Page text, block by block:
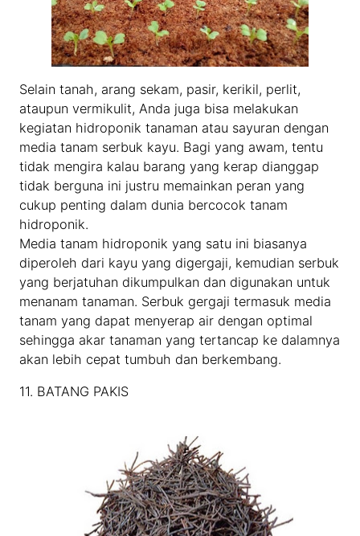
Selain tanah, arang sekam, pasir, kerikil, perlit,
ataupun vermikulit, Anda juga bisa melakukan
kegiatan hidroponik tanaman atau sayuran dengan
media tanam serbuk kayu. Bagi yang awam, tentu
tidak mengira kalau barang yang kerap dianggap
tidak berguna ini justru memainkan peran yang
cukup penting dalam dunia bercocok tanam
hidroponik.
Media tanam hidroponik yang satu ini biasanya
diperoleh dari kayu yang digergaji, kemudian serbuk
yang berjatuhan dikumpulkan dan digunakan untuk
menanam tanaman. Serbuk gergaji termasuk media
tanam yang dapat menyerap air dengan optimal
sehingga akar tanaman yang tertancap ke dalamnya
akan lebih cepat tumbuh dan berkembang.
11. BATANG PAKIS